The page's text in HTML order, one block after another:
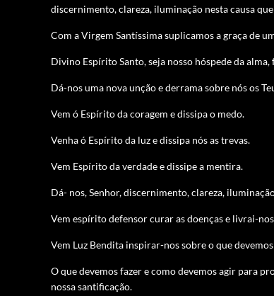
discernimento, clareza, iluminação nesta causa
Com a Virgem Santíssima suplicamos a graça de
Divino Espírito Santo, seja nosso hóspede da
Dá-nos uma nova unção e derrama sobre nós os
Vem ó Espírito da coragem e dissipa o medo.
Venha ó Espírito da luz e dissipa nós as trevas.
Vem Espírito da verdade e dissipe a mentira.
Dá- nos, Senhor, discernimento, clareza,
Vem espírito defensor curar as doenças e livrai-
Vem Luz Bendita inspirar-nos sobre o que
O que devemos fazer e como devemos agir para
nossa santificação.